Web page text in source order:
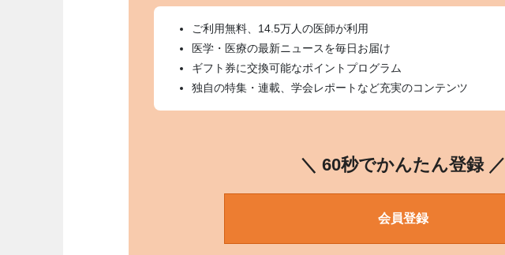
ご利用無料、14.5万人の医師が利用
医学・医療の最新ニュースを毎日お届け
ギフト券に交換可能なポイントプログラム
独自の特集・連載、学会レポートなど充実のコンテンツ
＼ 60秒でかんたん登録 ／
会員登録